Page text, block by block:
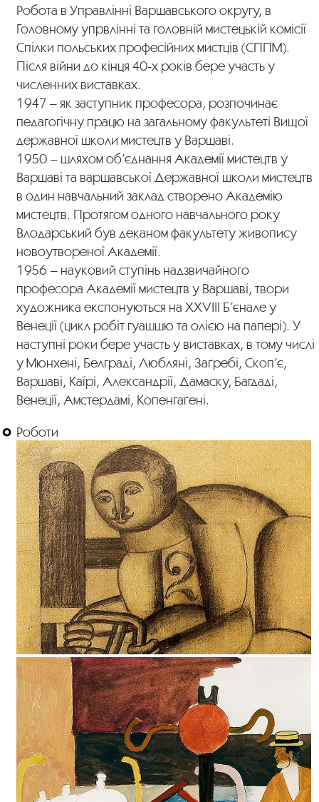
Робота в Управлінні Варшавського округу, в
Головному упрвлінні та головній мистецькій комісії
Спілки польських професійних мистців (СППМ).
Після війни до кінця 40-х років бере участь у
численних виставках.
1947 – як заступник професора, розпочинає
педагогічну працю на загальному факультеті Вищої
державної школи мистецтв у Варшаві.
1950 – шляхом об’єднання Академії мистецтв у
Варшаві та варшавської Державної школи мистецтв
в один навчальний заклад створено Академію
мистецтв. Протягом одного навчального року
Влодарський був деканом факультету живопису
новоутвореної Академії.
1956 – науковий ступінь надзвичайного
професора Академії мистецтв у Варшаві, твори
художника експонуються на XXVIII Б’єнале у
Венеції (цикл робіт гуашшю та олією на папері). У
наступні роки бере участь у виставках, в тому числі
у Мюнхені, Белграді, Любляні, Заґребі, Скоп’є,
Варшаві, Каїрі, Александрії, Дамаску, Багдаді,
Венеції, Амстердамі, Копенгаґені.
Роботи